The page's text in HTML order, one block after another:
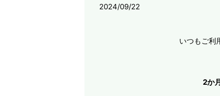
2024/09/22
いつもご利
2か